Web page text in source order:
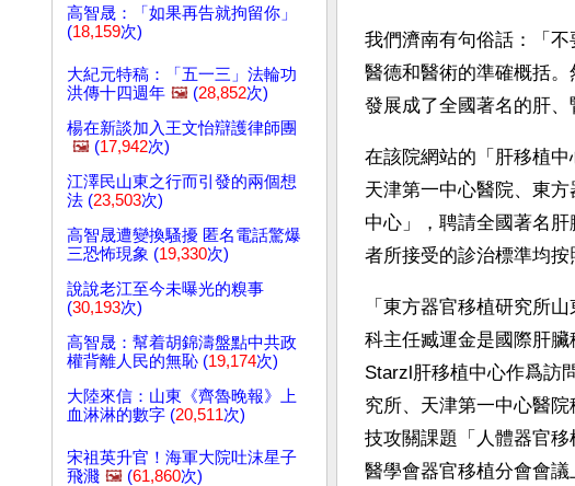
高智晟：「如果再告就拘留你」
(18,159次)
大紀元特稿：「五一三」法輪功
洪傳十四週年 🖼️ (28,852次)
楊在新談加入王文怡辯護律師團
🖼️ (17,942次)
江澤民山東之行而引發的兩個想
法 (23,503次)
高智晟遭變換騷擾 匿名電話驚爆
三恐怖現象 (19,330次)
說說老江至今未曝光的糗事
(30,193次)
高智晟：幫着胡錦濤盤點中共政
權背離人民的無恥 (19,174次)
大陸來信：山東《齊魯晚報》上
血淋淋的數字 (20,511次)
宋祖英升官！海軍大院吐沫星子
飛濺 🖼️ (61,860次)
我們濟南有句俗話：「
醫德和醫術的準確概括
發展成了全國著名的肝、
在該院網站的「肝移植
天津第一中心醫院、東
中心」，聘請全國著名
者所接受的診治標準均按
「東方器官移植研究所
科主任臧運金是國際肝
Starzl肝移植中心作爲訪
究所、天津第一中心醫
技攻關課題「人體器官
醫學會器官移植分會會